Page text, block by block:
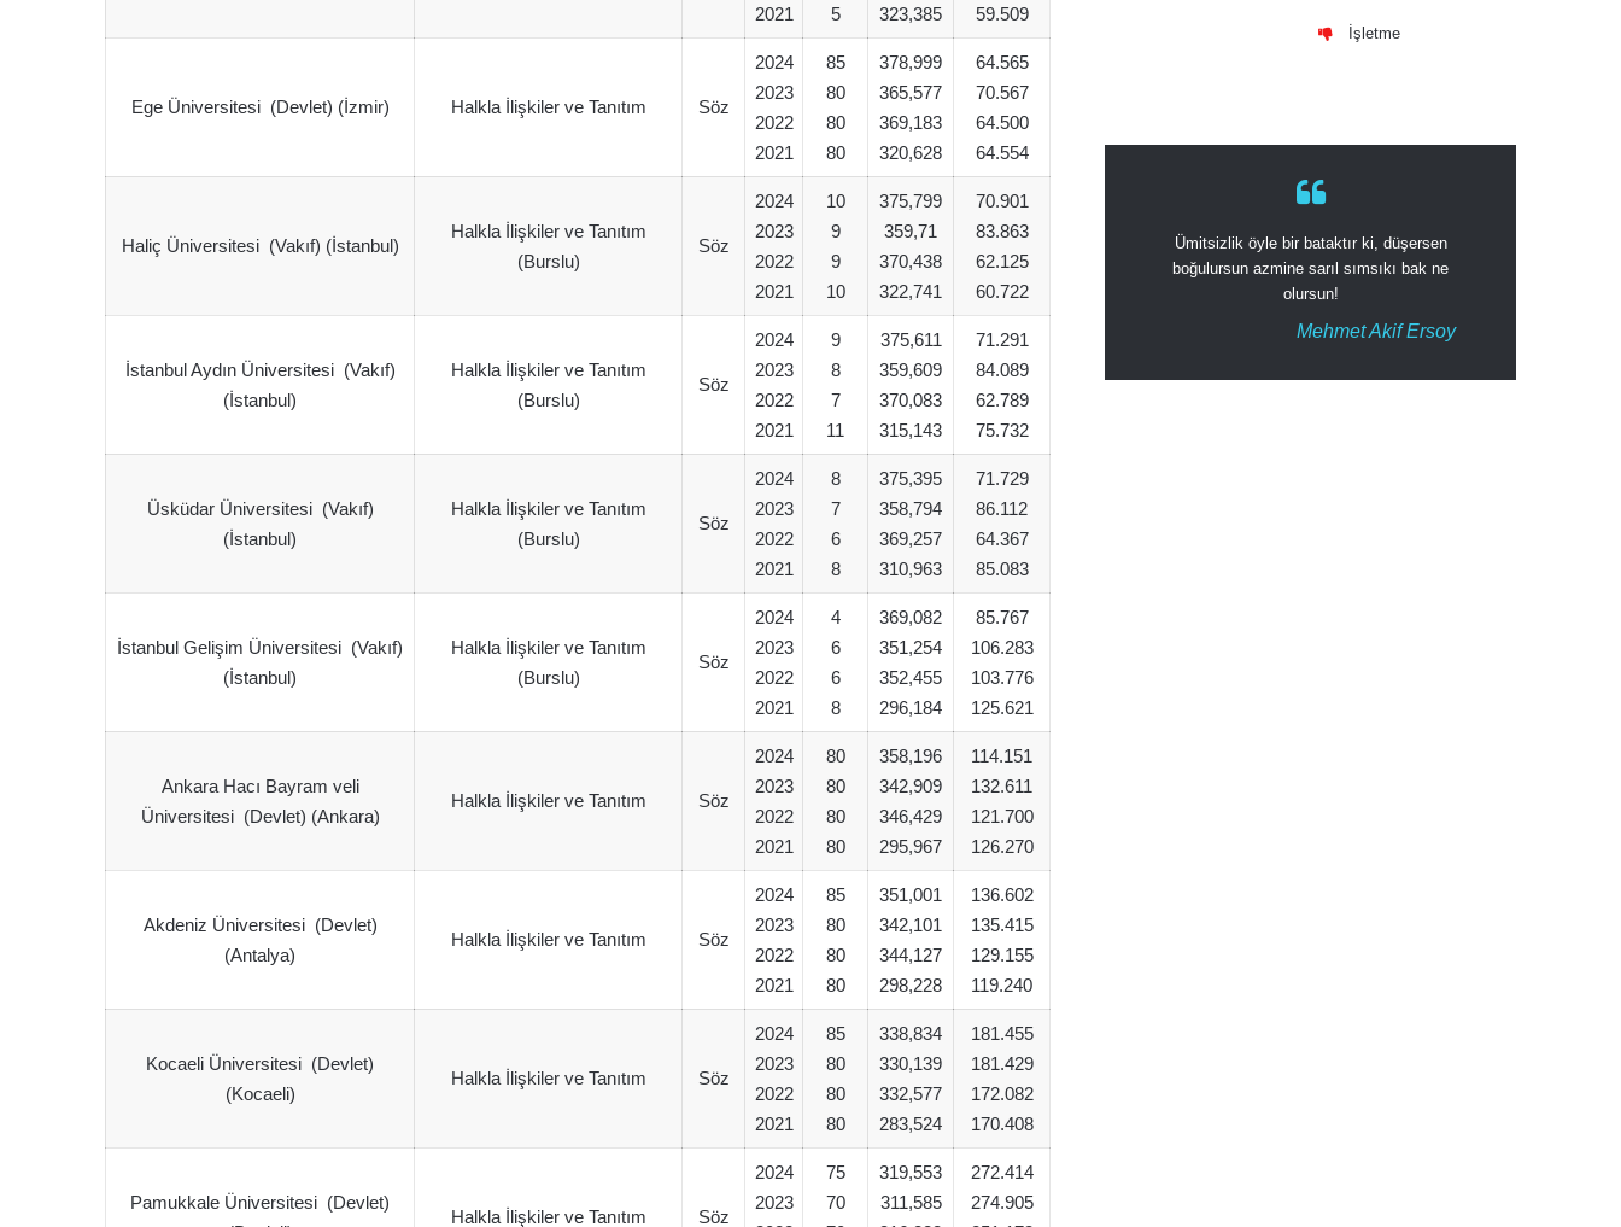
2021
5
323,385
59.509
Ege Üniversitesi (Devlet) (İzmir) Halkla İlişkiler ve Tanıtım Söz
2024
2023
2022
2021
85
80
80
80
378,999
365,577
369,183
320,628
64.565
70.567
64.500
64.554
Haliç Üniversitesi (Vakıf) (İstanbul)
Halkla İlişkiler ve Tanıtım
(Burslu)
Söz
2024
2023
2022
2021
10
9
9
10
375,799
359,71
370,438
322,741
70.901
83.863
62.125
60.722
İstanbul Aydın Üniversitesi (Vakıf)
(İstanbul)
Halkla İlişkiler ve Tanıtım
(Burslu)
Söz
2024
2023
2022
2021
9
8
7
11
375,611
359,609
370,083
315,143
71.291
84.089
62.789
75.732
Üsküdar Üniversitesi (Vakıf)
(İstanbul)
Halkla İlişkiler ve Tanıtım
(Burslu)
Söz
2024
2023
2022
2021
8
7
6
8
375,395
358,794
369,257
310,963
71.729
86.112
64.367
85.083
İstanbul Gelişim Üniversitesi (Vakıf)
(İstanbul)
Halkla İlişkiler ve Tanıtım
(Burslu)
Söz
2024
2023
2022
2021
4
6
6
8
369,082
351,254
352,455
296,184
85.767
106.283
103.776
125.621
Ankara Hacı Bayram veli
Üniversitesi (Devlet) (Ankara)
Halkla İlişkiler ve Tanıtım Söz
2024
2023
2022
2021
80
80
80
80
358,196
342,909
346,429
295,967
114.151
132.611
121.700
126.270
Akdeniz Üniversitesi (Devlet)
(Antalya)
Halkla İlişkiler ve Tanıtım Söz
2024
2023
2022
2021
85
80
80
80
351,001
342,101
344,127
298,228
136.602
135.415
129.155
119.240
Kocaeli Üniversitesi (Devlet)
(Kocaeli)
Halkla İlişkiler ve Tanıtım Söz
2024
2023
2022
2021
85
80
80
80
338,834
330,139
332,577
283,524
181.455
181.429
172.082
170.408
Pamukkale Üniversitesi (Devlet)
Halkla İlişkiler ve Tanıtım Söz
2024
2023
75
70
319,553
311,585
272.414
274.905
İşletme
Ümitsizlik öyle bir bataktır ki, düşersen
boğulursun azmine sarıl sımsıkı bak ne
olursun!
Mehmet Akif Ersoy